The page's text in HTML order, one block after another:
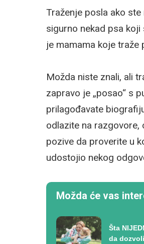
Traženje posla ako
sigurno nekad psa koji
je mamama koje traže
Možda niste znali, ali
zapravo je „posao“ s
prilagođavate
odlazite na razgovore,
pozive da proverite u
udostojio nekog
Možda će vas
Šta
da dozvoli